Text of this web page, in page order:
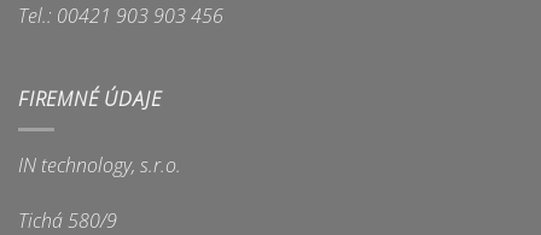
Tel.: 00421 903 903 456
FIREMNÉ ÚDAJE
IN technology, s.r.o.
Tichá 580/9